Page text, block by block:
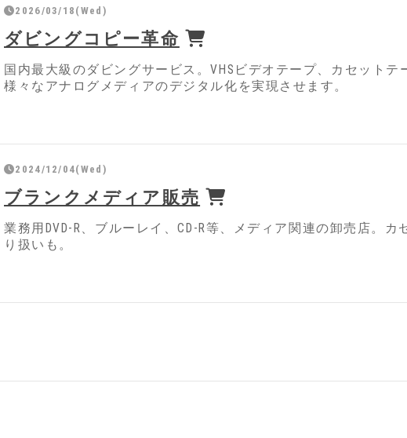
2026/03/18(Wed)
ダビングコピー革命
国内最大級のダビングサービス。VHSビデオテープ、カセットテ
様々なアナログメディアのデジタル化を実現させます。
2024/12/04(Wed)
ブランクメディア販売
業務用DVD-R、ブルーレイ、CD-R等、メディア関連の卸売店。
り扱いも。